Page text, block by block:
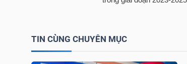
TIN CÙNG CHUYÊN MỤC